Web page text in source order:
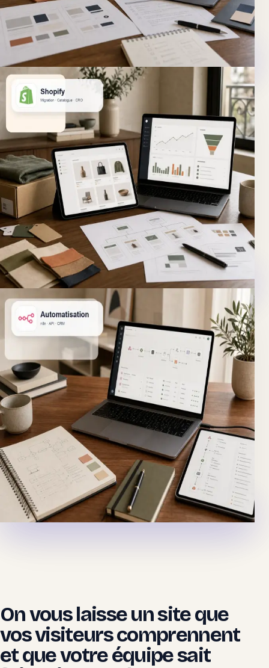
Un site clair et rapide, simple à administrer, qui dit ce que
vous faites et donne envie de vous contacter.
DécouvrirWordPress
Catalogue + CRO
E-commerce
Sites e-commerce
Votre boutique doit vendre mieux, migrer proprement ou
absorber un catalogue que l’ancienne plateforme ralentit.
Un e-commerce rapide, facile à gérer au quotidien, avec
des données produit propres et un tunnel pensé pour la
conversion.
DécouvrirE-commerce
Temps gagné
IA & Automatisation
Automatisation métier & IA
Vos équipes recopient des données, traitent les mêmes
demandes et perdent des heures sur des tâches
répétitives.
Vous réduisez le travail manuel sans perdre la main.
Chaque automatisation reste documentée et
supervisée.
Découvrir
IA & Automatisation
On vous laisse un site que
vos visiteurs comprennent
et que votre équipe sait